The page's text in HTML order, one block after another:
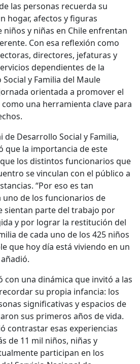
las personas recuerda su
hogar, afectos y figuras
y niñas en Chile enfrentan
Con esa reflexión como
directores, jefaturas y
dependientes de la
y Familia del Maule
orientada a promover el
una herramienta clave para
de Desarrollo Social y Familia,
que la importancia de este
los distintos funcionarios que
se vinculan con el público a
“Por eso es tan
de los funcionarios de
sientan parte del trabajo por
y por lograr la restitución del
de cada uno de los 425 niños
que hoy día está viviendo en un
con una dinámica que invitó a las
su propia infancia: los
significativas y espacios de
sus primeros años de vida.
contrastar esas experiencias
de 11 mil niños, niñas y
participan en los